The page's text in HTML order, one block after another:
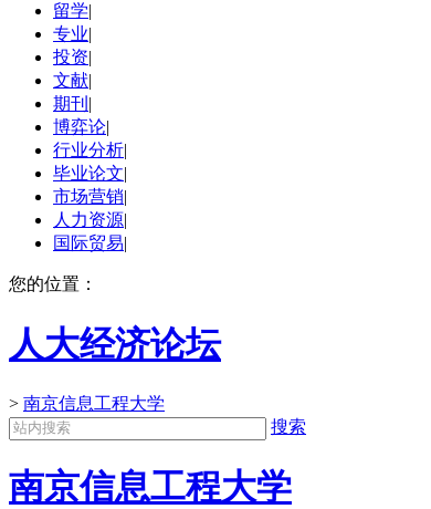
留学|
专业|
投资|
文献|
期刊 |
博弈论|
行业分析|
毕业论文|
市场营销|
人力资源|
国际贸易|
您的位置：
人大经济论坛
> 南京信息工程大学
搜索
南京信息工程大学